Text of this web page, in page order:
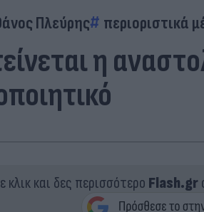
Πλεύρης περιοριστικά
η
κλικ και δες περισσότερο Flash.gr